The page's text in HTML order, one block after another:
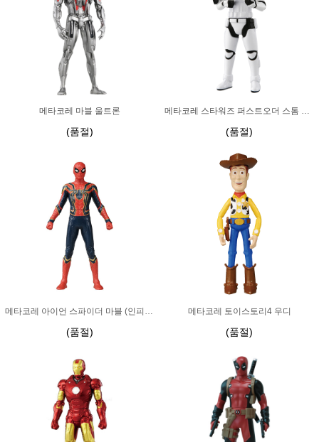
메타코레 마블 울트론
(품절)
메타코레 스타워즈 퍼스트오더 스톰 트루퍼
(품절)
메타코레 아이언 스파이더 마블 (인피니티 워)
(품절)
메타코레 토이스토리4 우디
(품절)